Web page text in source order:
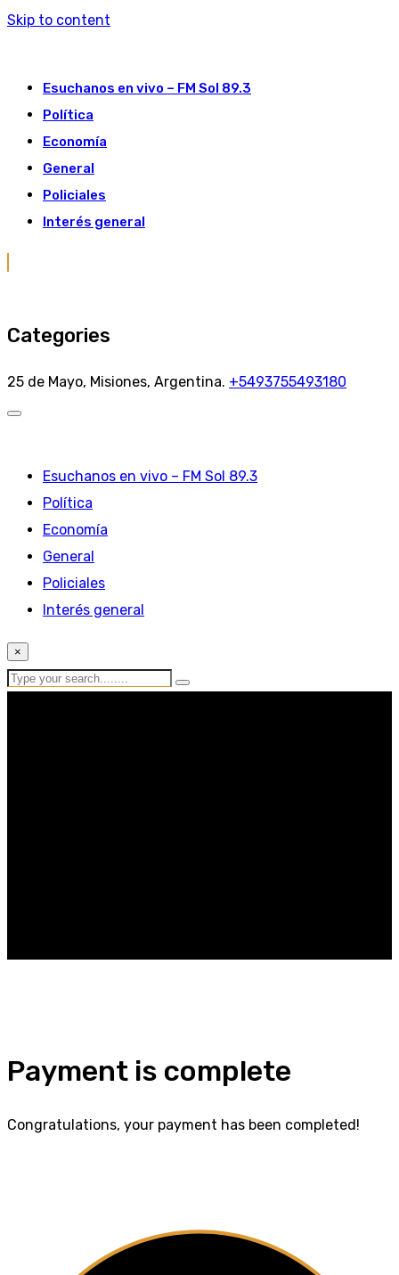
Skip to content
Esuchanos en vivo – FM Sol 89.3
Política
Economía
General
Policiales
Interés general
Categories
25 de Mayo, Misiones, Argentina. +5493755493180
Esuchanos en vivo – FM Sol 89.3
Política
Economía
General
Policiales
Interés general
×
Payment is complete
Congratulations, your payment has been completed!